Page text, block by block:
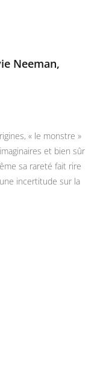
Neeman,
« le monstre »
et bien sûr
sa rareté fait rire
incertitude sur la